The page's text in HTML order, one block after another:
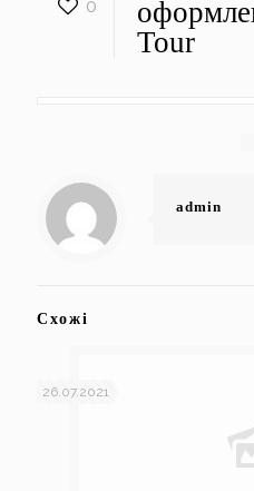
0
Tour
admin
Схожі
26.07.2021